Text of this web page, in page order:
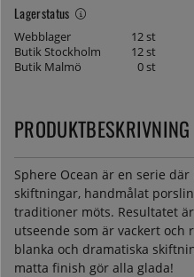
Lagerstatus
Webblager
12 st
Butik Stockholm
12 st
Butik Malmö
0 st
PRODUKTBESKRIVNING
Sphere Ocean är en serie
skiftningar, handmålat
traditioner möts. Resultatet
utseende som är vackert och
blanka och dramatiska
matta finish gör alla glada!